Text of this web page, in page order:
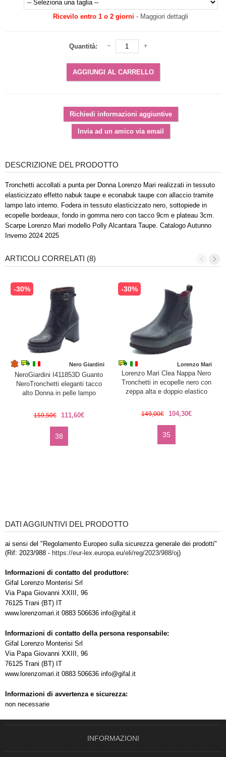
Ricevilo entro 1 o 2 giorni - Maggiori dettagli
Quantità:
DESCRIZIONE DEL PRODOTTO
Tronchetti accollati a punta per Donna Lorenzo Mari realizzati in tessuto
elasticizzato effetto nabuk taupe e econabuk taupe con allaccio tramite
lampo lato interno. Fodera in tessuto elasticizzato nero, sottopiede in
ecopelle bordeaux, fondo in gomma nero con tacco 9cm e plateau 3cm.
Scarpe Lorenzo Mari modello Polly Alcantara Taupe. Catalogo Autunno
Inverno 2024 2025
ARTICOLI CORRELATI (8)
-30%
Nero Giardini
NeroGiardini I411853D Guanto
NeroTronchetti eleganti tacco
alto Donna in pelle lampo
159,50€ 111,60€
38
-30%
Lorenzo Mari
Lorenzo Mari Clea Nappa Nero
Tronchetti in ecopelle nero con
zeppa alta e doppio elastico
149,00€ 104,30€
35
DATI AGGIUNTIVI DEL PRODOTTO
ai sensi del "Regolamento Europeo sulla sicurezza generale dei prodotti"
(Rif: 2023/988 - https://eur-lex.europa.eu/eli/reg/2023/988/oj)
Informazioni di contatto del produttore:
Gifal Lorenzo Monterisi Srl
Via Papa Giovanni XXIII, 96
76125 Trani (BT) IT
www.lorenzomari.it 0883 506636 info@gifal.it
Informazioni di contatto della persona responsabile:
Gifal Lorenzo Monterisi Srl
Via Papa Giovanni XXIII, 96
76125 Trani (BT) IT
www.lorenzomari.it 0883 506636 info@gifal.it
Informazioni di avvertenza e sicurezza:
non necessarie
INFORMAZIONI